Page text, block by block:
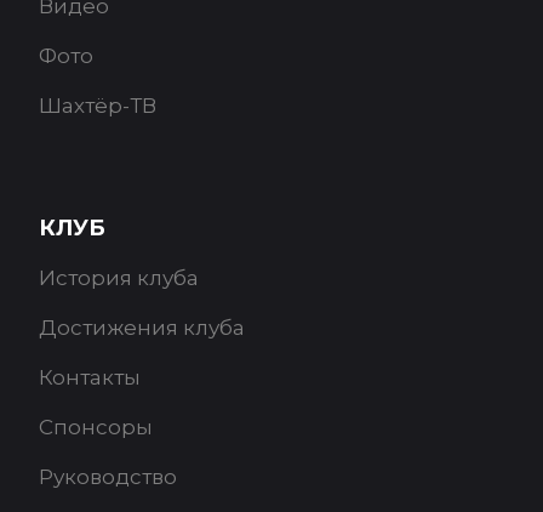
Видео
Фото
Шахтёр-ТВ
КЛУБ
История клуба
Достижения клуба
Контакты
Спонсоры
Руководство